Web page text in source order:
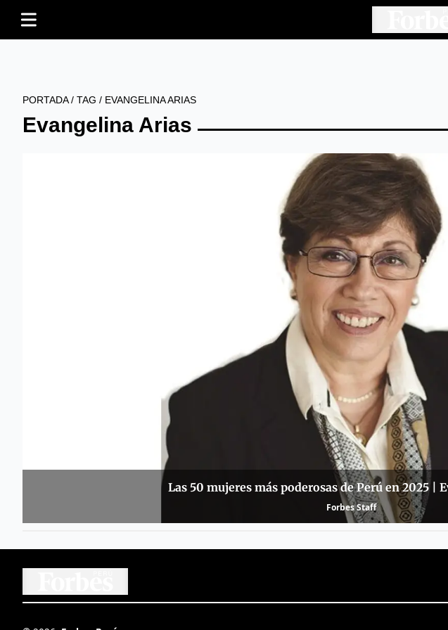
PORTADA/ TAG / EVANGELINA ARIAS
Evangelina Arias
Las 50 mujeres más poderosas de Perú en 2025 |
Forbes Staff